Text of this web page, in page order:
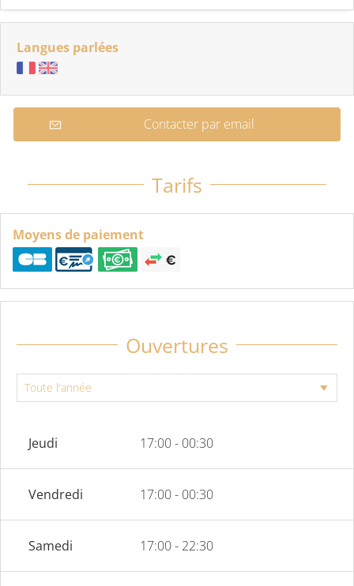
Langues parlées
Contacter par email
Tarifs
Moyens de paiement
Ouvertures
Jeudi 17:00 - 00:30
Vendredi 17:00 - 00:30
Samedi 17:00 - 22:30